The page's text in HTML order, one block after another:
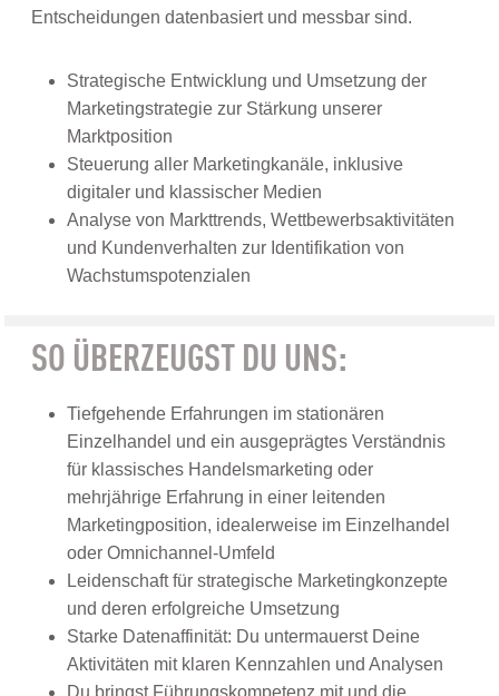
Entscheidungen datenbasiert und messbar sind.
Strategische Entwicklung und Umsetzung der
Marketingstrategie zur Stärkung unserer
Marktposition
Steuerung aller Marketingkanäle, inklusive
digitaler und klassischer Medien
Analyse von Markttrends, Wettbewerbsaktivitäten
und Kundenverhalten zur Identifikation von
Wachstumspotenzialen
SO ÜBERZEUGST DU UNS:
Tiefgehende Erfahrungen im stationären
Einzelhandel und ein ausgeprägtes Verständnis
für klassisches Handelsmarketing oder
mehrjährige Erfahrung in einer leitenden
Marketingposition, idealerweise im Einzelhandel
oder Omnichannel-Umfeld
Leidenschaft für strategische Marketingkonzepte
und deren erfolgreiche Umsetzung
Starke Datenaffinität: Du untermauerst Deine
Aktivitäten mit klaren Kennzahlen und Analysen